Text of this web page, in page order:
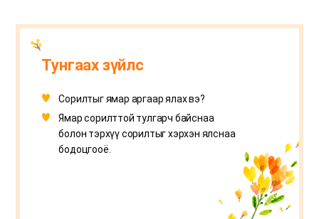
Тунгаах зүйлс
Сорилтыг ямар аргаар ялах вэ?
Ямар сорилттой тулгарч байснаа
болон тэрхүү сорилтыг хэрхэн ялснаа
бодоцгооё.